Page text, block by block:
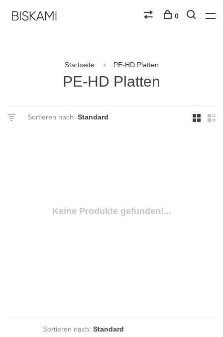
0
Startseite PE-HD Platten
PE-HD Platten
Sortieren nach:
Keine Produkte gefunden!...
Sortieren nach: